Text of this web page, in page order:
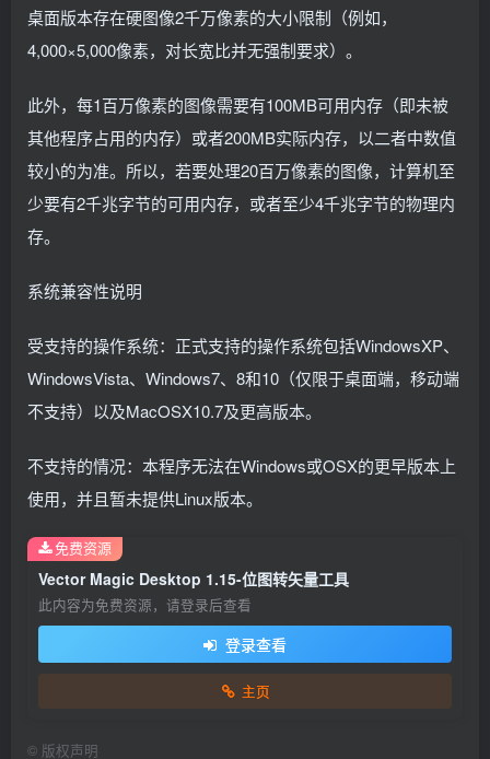
桌面版本存在硬图像2千万像素的大小限制（例如，
4,000×5,000像素，对长宽比并无强制要求）。
此外，每1百万像素的图像需要有100MB可用内存（即未被
其他程序占用的内存）或者200MB实际内存，以二者中数值
较小的为准。所以，若要处理20百万像素的图像，计算机至
少要有2千兆字节的可用内存，或者至少4千兆字节的物理内
存。
系统兼容性说明
受支持的操作系统：正式支持的操作系统包括WindowsXP、
WindowsVista、Windows7、8和10（仅限于桌面端，移动端
不支持）以及MacOSX10.7及更高版本。
不支持的情况：本程序无法在Windows或OSX的更早版本上
使用，并且暂未提供Linux版本。
Vector Magic Desktop 1.15-位图转矢量工具
此内容为免费资源，请登录后查看
登录查看
主页
免费资源
© 版权声明